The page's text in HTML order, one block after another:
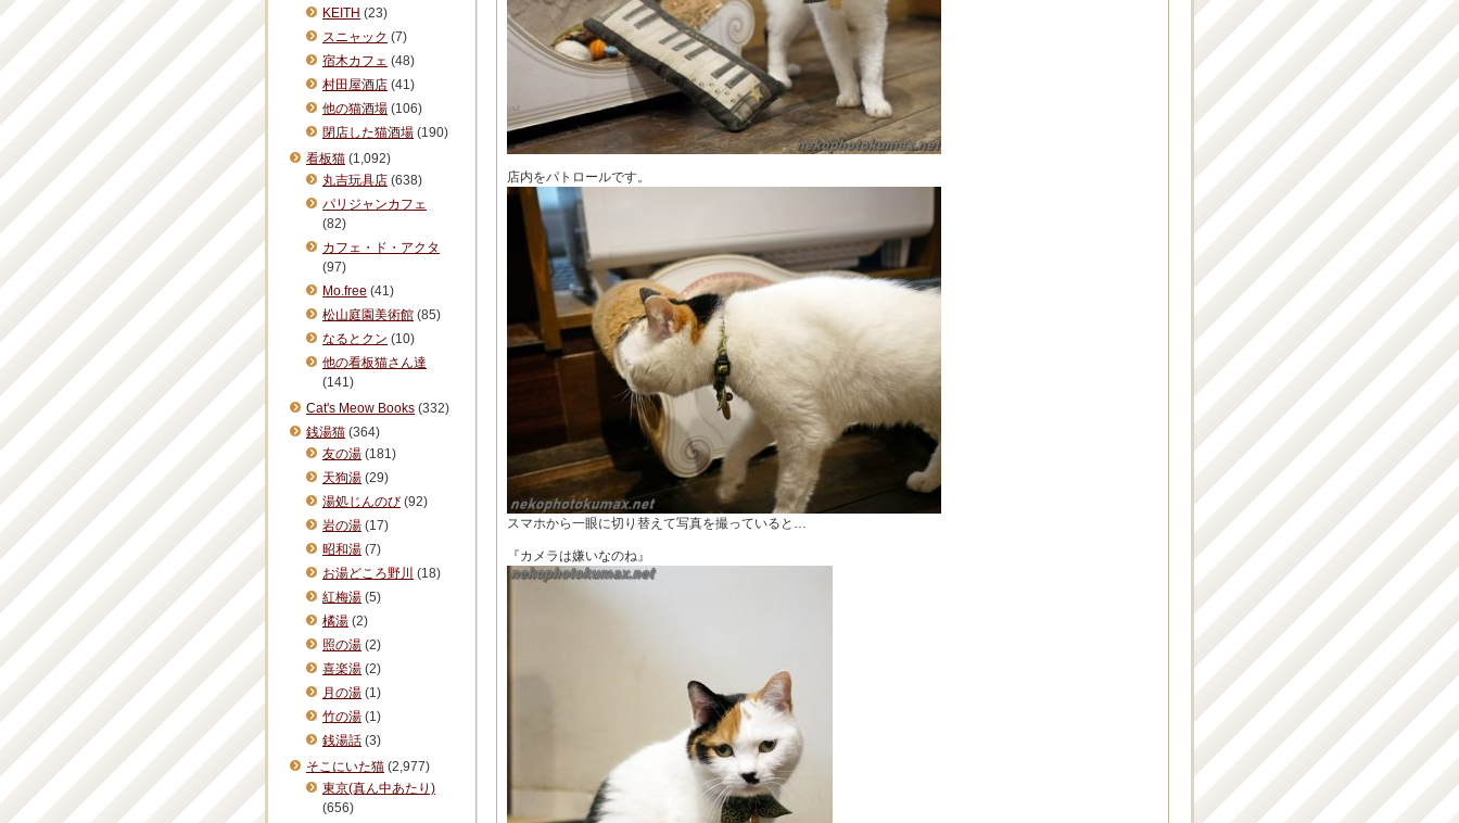
店内をパトロールです。
スマホから一眼に切り替えて写真を撮っていると…
『カメラは嫌いなのね』
KEITH (23)
スニャック (7)
宿木カフェ (48)
村田屋酒店 (41)
他の猫酒場 (106)
閉店した猫酒場 (190)
看板猫 (1,092)
丸吉玩具店 (638)
パリジャンカフェ
(82)
カフェ・ド・アクタ
(97)
Mo.free (41)
松山庭園美術館 (85)
なるとクン (10)
他の看板猫さん達
(141)
Cat's Meow Books (332)
銭湯猫 (364)
友の湯 (181)
天狗湯 (29)
湯処じんのび (92)
岩の湯 (17)
昭和湯 (7)
お湯どころ野川 (18)
紅梅湯 (5)
橘湯 (2)
照の湯 (2)
喜楽湯 (2)
月の湯 (1)
竹の湯 (1)
銭湯話 (3)
そこにいた猫 (2,977)
東京(真ん中あたり)
(656)